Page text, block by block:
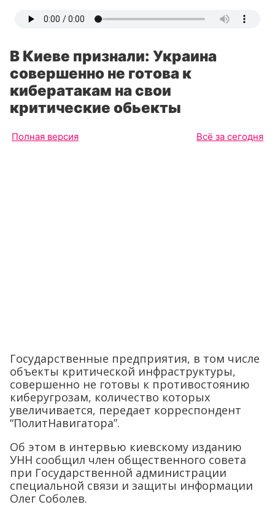
В Киеве признали: Украина
совершенно не готова к
кибератакам на свои
критические обьекты
Полная версия Всё за сегодня
Государственные предприятия, в том числе
объекты критической инфраструктуры,
совершенно не готовы к противостоянию
киберугрозам, количество которых
увеличивается, передает корреспондент
“ПолитНавигатора”.
Об этом в интервью киевскому изданию
УНН сообщил член общественного совета
при Государственной администрации
специальной связи и защиты информации
Олег Соболев.